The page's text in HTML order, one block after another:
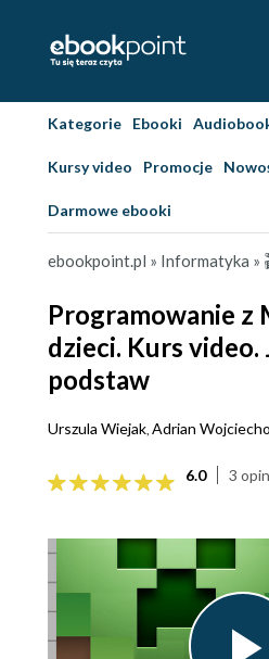
Kategorie Ebooki
Kursy video Promocje
Darmowe ebooki
ebookpoint.pl » Informatyka »
Programowanie z
dzieci. Kurs video.
podstaw
Urszula Wiejak, Adrian
6.0 3